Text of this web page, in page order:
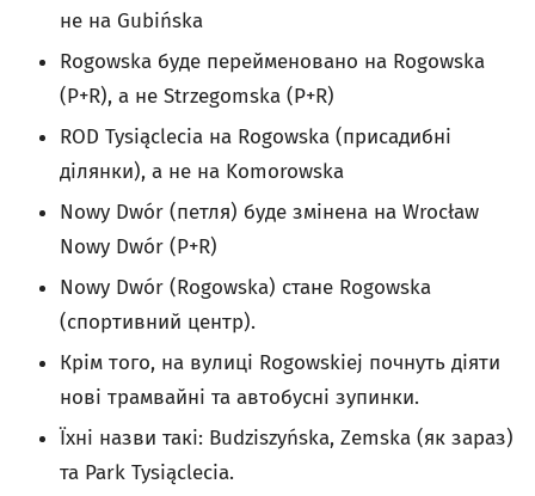
не на Gubińska
Rogowska буде перейменовано на Rogowska
(P+R), а не Strzegomska (P+R)
ROD Tysiąclecia на Rogowska (присадибні
ділянки), а не на Komorowska
Nowy Dwór (петля) буде змінена на Wrocław
Nowy Dwór (P+R)
Nowy Dwór (Rogowska) стане Rogowska
(спортивний центр).
Крім того, на вулиці Rogowskiej почнуть діяти
нові трамвайні та автобусні зупинки.
Їхні назви такі: Budziszyńska, Zemska (як зараз)
та Park Tysiąclecia.